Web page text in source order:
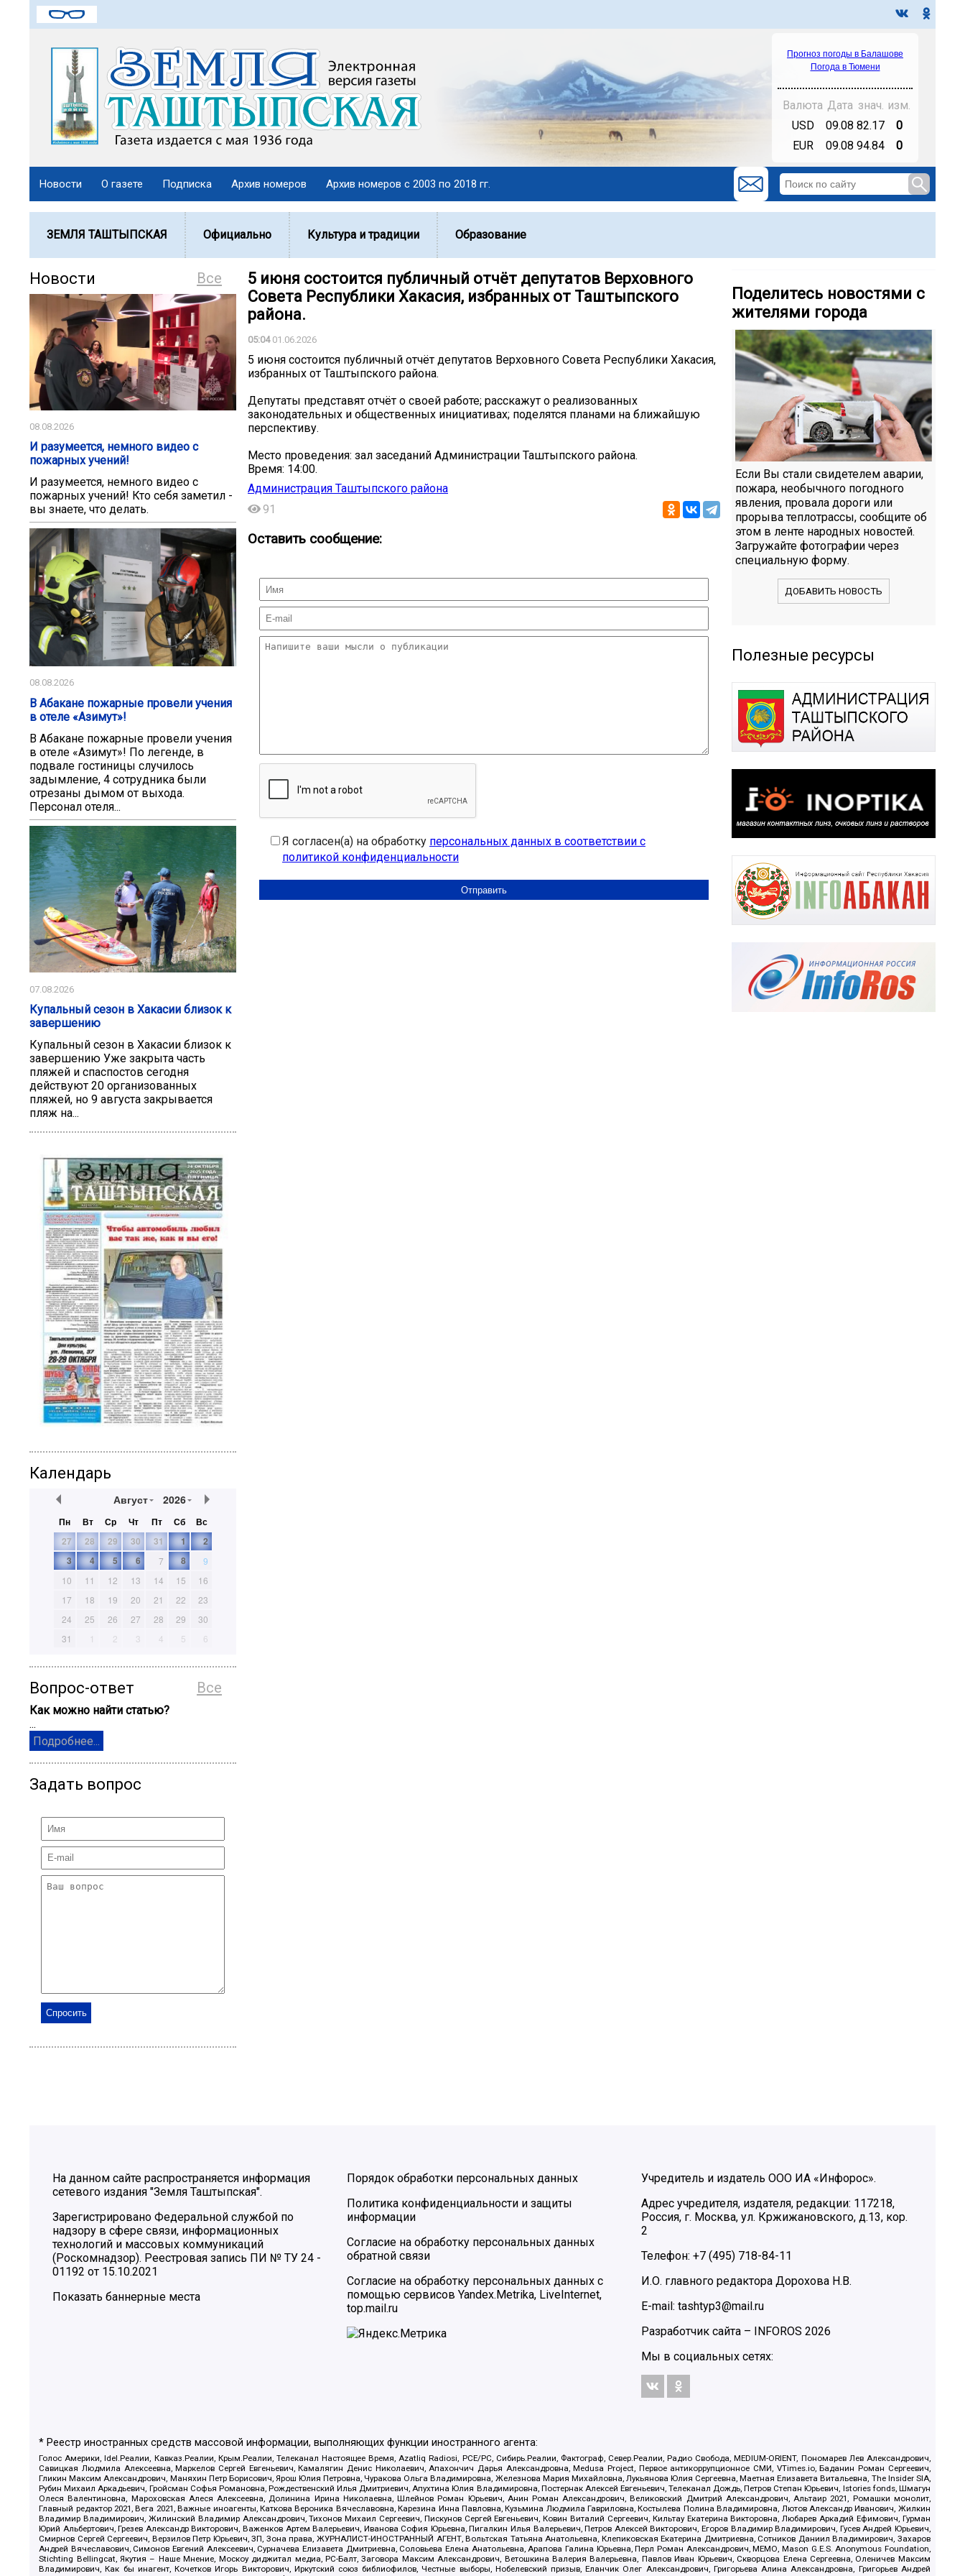
Прогноз погоды в Балашове
Погода в Тюмени
Валюта Дата знач. изм.
USD
09.08 82.17
0
EUR
09.08 94.84 0
Новости О газете Подписка Архив номеров Архив номеров с 2003 по 2018 гг.
ЗЕМЛЯ ТАШТЫПСКАЯ Официально Культура и традиции Образование
Все
Новости
08.08.2026
И разумеется, немного видео с
пожарных учений!
И разумеется, немного видео с
пожарных учений! Кто себя заметил -
вы знаете, что делать.
08.08.2026
В Абакане пожарные провели учения
в отеле «Азимут»!
В Абакане пожарные провели учения
в отеле «Азимут»! По легенде, в
подвале гостиницы случилось
задымление, 4 сотрудника были
отрезаны дымом от выхода.
Персонал отеля...
07.08.2026
Купальный сезон в Хакасии близок к
завершению
Купальный сезон в Хакасии близок к
завершению Уже закрыта часть
пляжей и спаспостов сегодня
действуют 20 организованных
пляжей, но 9 августа закрывается
пляж на...
Календарь
Август 2026
Пн Вт Ср Чт Пт Сб
Вс
27
28 29 30 31 1
2
3
4 5 6 7 8
9
10
11 12 13 14 15
16
17
18 19 20 21 22
23
24
25 26 27 28 29
30
31
1 2 3 4 5 6
Все
Вопрос-ответ
Как можно найти статью?
...
Подробнее...
Задать вопрос
5 июня состоится публичный отчёт депутатов Верховного
Совета Республики Хакасия, избранных от Таштыпского
района.
05:0401.06.2026
5 июня состоится публичный отчёт депутатов Верховного Совета Республики Хакасия,
избранных от Таштыпского района.
Депутаты представят отчёт о своей работе; расскажут о реализованных
законодательных и общественных инициативах; поделятся планами на ближайшую
перспективу.
Место проведения: зал заседаний Администрации Таштыпского района.
Время: 14:00.
Администрация Таштыпского района
91
Оставить сообщение:
Я согласен(а) на обработку персональных данных в соответствии с
политикой конфиденциальности
Поделитесь новостями с
жителями города
Если Вы стали свидетелем аварии,
пожара, необычного погодного
явления, провала дороги или
прорыва теплотрассы, сообщите об
этом в ленте народных новостей.
Загружайте фотографии через
специальную форму.
ДОБАВИТЬ НОВОСТЬ
Полезные ресурсы
На данном сайте распространяется информация
сетевого издания "Земля Таштыпская".
Зарегистрировано Федеральной службой по
надзору в сфере связи, информационных
технологий и массовых коммуникаций
(Роскомнадзор). Реестровая запись ПИ № ТУ 24 -
01192 от 15.10.2021
Показать баннерные места
Порядок обработки персональных данных
Политика конфиденциальности и защиты
информации
Согласие на обработку персональных данных
обратной связи
Согласие на обработку персональных данных с
помощью сервисов Yandex.Metrika, LiveInternet,
top.mail.ru
Учредитель и издатель ООО ИА «Инфорос».
Адрес учредителя, издателя, редакции: 117218,
Россия, г. Москва, ул. Кржижановского, д.13, кор.
2
Телефон: +7 (495) 718-84-11
И.О. главного редактора Дорохова Н.В.
E-mail: tashtyp3@mail.ru
Разработчик сайта –
INFOROS 2026
Мы в социальных сетях:
* Реестр иностранных средств массовой информации, выполняющих функции иностранного агента:
Голос Америки, Idel.Реалии, Кавказ.Реалии, Крым.Реалии, Телеканал Настоящее Время, Azatliq Radiosi, PCE/PC, Сибирь.Реалии, Фактограф, Север.Реалии, Радио Свобода, MEDIUM-ORIENT, Пономарев Лев Александрович,
Савицкая Людмила Алексеевна, Маркелов Сергей Евгеньевич, Камалягин Денис Николаевич, Апахончич Дарья Александровна, Medusa Project, Первое антикоррупционное СМИ, VTimes.io, Баданин Роман Сергеевич,
Гликин Максим Александрович, Маняхин Петр Борисович, Ярош Юлия Петровна, Чуракова Ольга Владимировна, Железнова Мария Михайловна, Лукьянова Юлия Сергеевна, Маетная Елизавета Витальевна, The Insider SIA,
Рубин Михаил Аркадьевич, Гройсман Софья Романовна, Рождественский Илья Дмитриевич, Апухтина Юлия Владимировна, Постернак Алексей Евгеньевич, Телеканал Дождь, Петров Степан Юрьевич, Istories fonds, Шмагун
Олеся Валентиновна, Мароховская Алеся Алексеевна, Долинина Ирина Николаевна, Шлейнов Роман Юрьевич, Анин Роман Александрович, Великовский Дмитрий Александрович, Альтаир 2021, Ромашки монолит,
Главный редактор 2021, Вега 2021, Важные иноагенты, Каткова Вероника Вячеславовна, Карезина Инна Павловна, Кузьмина Людмила Гавриловна, Костылева Полина Владимировна, Лютов Александр Иванович, Жилкин
Владимир Владимирович, Жилинский Владимир Александрович, Тихонов Михаил Сергеевич, Пискунов Сергей Евгеньевич, Ковин Виталий Сергеевич, Кильтау Екатерина Викторовна, Любарев Аркадий Ефимович, Гурман
Юрий Альбертович, Грезев Александр Викторович, Важенков Артем Валерьевич, Иванова София Юрьевна, Пигалкин Илья Валерьевич, Петров Алексей Викторович, Егоров Владимир Владимирович, Гусев Андрей Юрьевич,
Смирнов Сергей Сергеевич, Верзилов Петр Юрьевич, ЗП, Зона права, ЖУРНАЛИСТ-ИНОСТРАННЫЙ АГЕНТ, Вольтская Татьяна Анатольевна, Клепиковская Екатерина Дмитриевна, Сотников Даниил Владимирович, Захаров
Андрей Вячеславович, Симонов Евгений Алексеевич, Сурначева Елизавета Дмитриевна, Соловьева Елена Анатольевна, Арапова Галина Юрьевна, Перл Роман Александрович, МЕМО, Mason G.E.S. Anonymous Foundation,
Stichting Bellingcat, Якутия – Наше Мнение, Москоу диджитал медиа, РС-Балт, Заговора Максим Александрович, Ветошкина Валерия Валерьевна, Павлов Иван Юрьевич, Скворцова Елена Сергеевна, Оленичев Максим
Владимирович, Как бы инагент, Кочетков Игорь Викторович, Иркутский союз библиофилов, Честные выборы, Нобелевский призыв, Еланчик Олег Александрович, Григорьева Алина Александровна, Григорьев Андрей